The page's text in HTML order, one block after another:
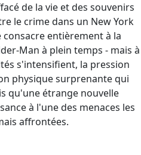
de la vie et des souvenirs
le crime dans un New York
entièrement à la
Man à plein temps - mais à
s'intensifient, la pression
physique surprenante qui
qu'une étrange nouvelle
à l'une des menaces les
affrontées.